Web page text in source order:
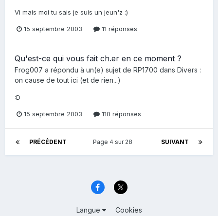
Vi mais moi tu sais je suis un jeun'z :)
15 septembre 2003 11 réponses
Qu'est-ce qui vous fait ch.er en ce moment ?
Frog007 a répondu à un(e) sujet de RP1700 dans Divers :
on cause de tout ici (et de rien...)
:D
15 septembre 2003 110 réponses
PRÉCÉDENT SUIVANT
Page 4 sur 28
Langue Cookies